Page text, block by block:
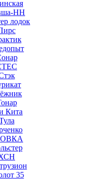
НН
лодок
Кита
35